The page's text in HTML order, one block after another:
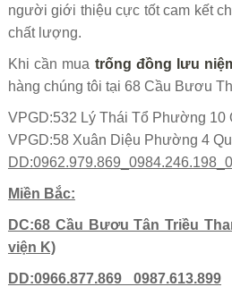
người giới thiệu cực tốt cam kết
chất lượng.
Khi cần mua trống đồng lưu
hàng chúng tôi tại 68 Cầu Bươu
VPGD:532 Lý Thái Tổ Phường 10
VPGD:58 Xuân Diệu Phường 4
Miền Bắc:
DC:68 Cầu Bươu Tân Triều
viện K)
DD:0966.877.869_ 0987.613.899